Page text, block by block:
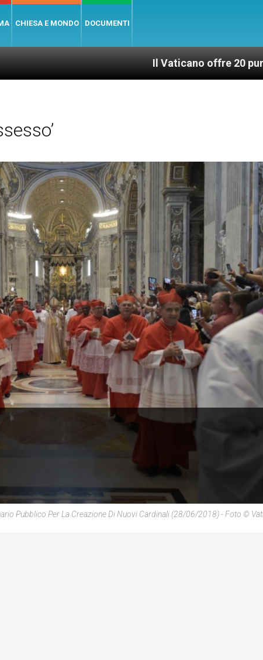
CHIESA E MONDO DOCUMENTI
Il Vaticano offre 20 punti per un
Pubblico Per La Creazione Di Nuovi Cardinali (28/06/2018) - Foto ©